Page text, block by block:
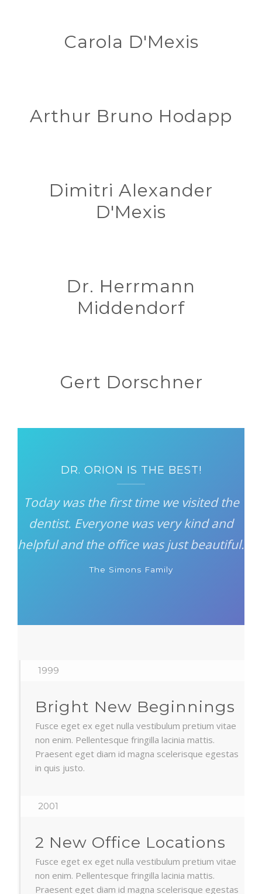
Carola D'Mexis
Arthur Bruno Hodapp
Dimitri Alexander
D'Mexis
Dr. Herrmann
Middendorf
Gert Dorschner
DR. ORION IS THE BEST!
Today was the first time we visited the
dentist. Everyone was very kind and
helpful and the office was just beautiful.
The Simons Family
A WONDERFUL EXPIRIENCE
My daughter is not afraid of the dentist
anymore and her teeth are healthy and
look absolutely beautiful!
Sandra White
1999
Bright New Beginnings
Fusce eget ex eget nulla vestibulum pretium vitae
non enim. Pellentesque fringilla lacinia mattis.
Praesent eget diam id magna scelerisque egestas
in quis justo.
2001
2 New Office Locations
Fusce eget ex eget nulla vestibulum pretium vitae
non enim. Pellentesque fringilla lacinia mattis.
Praesent eget diam id magna scelerisque egestas